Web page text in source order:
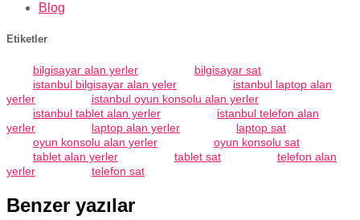
Blog
Etiketler
bilgisayar alan yerler
bilgisayar sat
istanbul bilgisayar alan yeler
istanbul laptop alan
yerler
istanbul oyun konsolu alan yerler
istanbul tablet alan yerler
istanbul telefon alan
yerler
laptop alan yerler
laptop sat
oyun konsolu alan yerler
oyun konsolu sat
tablet alan yerler
tablet sat
telefon alan
yerler
telefon sat
Benzer yazılar